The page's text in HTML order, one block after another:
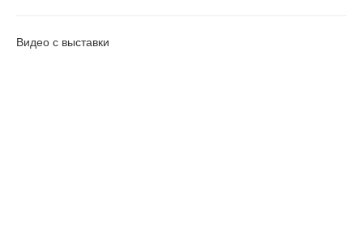
Видео с выставки